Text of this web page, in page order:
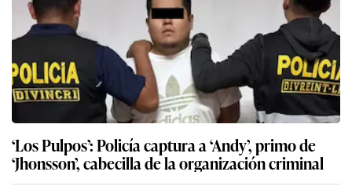
‘Los Pulpos’: Policía captura a ‘Andy’, primo de
‘Jhonsson’, cabecilla de la organización criminal